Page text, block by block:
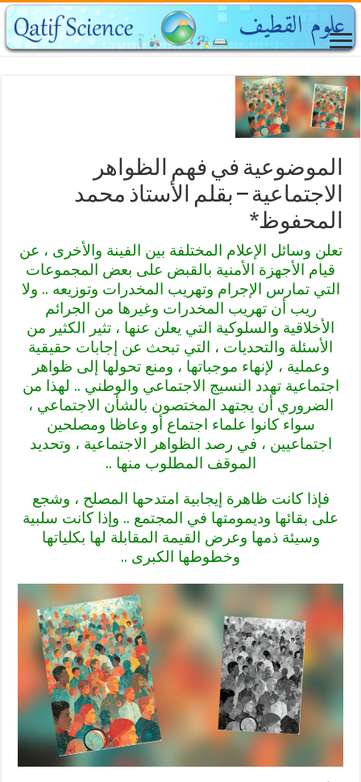
الموضوعية في فهم الظواهر
الاجتماعية – بقلم الأستاذ محمد
المحفوظ*
تعلن وسائل الإعلام المختلفة بين الفينة والأخرى ، عن
قيام الأجهزة الأمنية بالقبض على بعض المجموعات
التي تمارس الإجرام وتهريب المخدرات وتوزيعه .. ولا
ريب أن تهريب المخدرات وغيرها من الجرائم
الأخلاقية والسلوكية التي يعلن عنها ، تثير الكثير من
الأسئلة والتحديات ، التي تبحث عن إجابات حقيقية
وعملية ، لإنهاء موجباتها ، ومنع تحولها إلى ظواهر
اجتماعية تهدد النسيج الاجتماعي والوطني .. لهذا من
الضروري أن يجتهد المختصون بالشأن الاجتماعي ،
سواء كانوا علماء اجتماع أو وعاظا ومصلحين
اجتماعيين ، في رصد الظواهر الاجتماعية ، وتحديد
الموقف المطلوب منها ..
فإذا كانت ظاهرة إيجابية امتدحها المصلح ، وشجع
على بقائها وديمومتها في المجتمع .. وإذا كانت سلبية
وسيئة ذمها وعرض القيمة المقابلة لها بكلياتها
وخطوطها الكبرى ..